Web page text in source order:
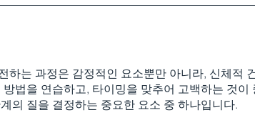
하는 과정은 감정적인 요소뿐만 아니라, 신체적
법을 연습하고, 타이밍을 맞추어 고백하는 것이
의 질을 결정하는 중요한 요소 중 하나입니다.